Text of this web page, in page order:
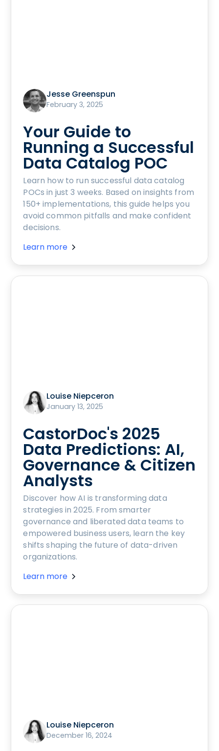
Jesse Greenspun
February 3, 2025
Your Guide to
Running a Successful
Data Catalog POC
Learn how to run successful data catalog
POCs in just 3 weeks. Based on insights from
150+ implementations, this guide helps you
avoid common pitfalls and make confident
decisions.
Learn more
Louise Niepceron
January 13, 2025
CastorDoc's 2025
Data Predictions: AI,
Governance & Citizen
Analysts
Discover how AI is transforming data
strategies in 2025. From smarter
governance and liberated data teams to
empowered business users, learn the key
shifts shaping the future of data-driven
organizations.
Learn more
Louise Niepceron
December 16, 2024